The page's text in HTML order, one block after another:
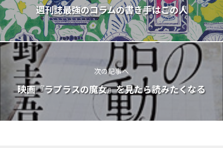
週刊誌最強のコラムの書き手はこの人
次の記事へ
映画『ラプラスの魔女』を見たら読みたくなる